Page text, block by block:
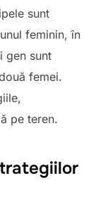
sunt
feminin, în
gen sunt
femei.
pe teren.